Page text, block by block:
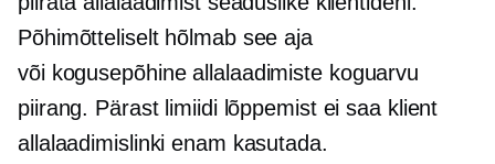
Põhimõtteliselt hõlmab see aja
või kogusepõhineallalaadimiste koguarvu
piirang. Pärast limiidi lõppemist ei saa klient
allalaadimislinki enam kasutada.